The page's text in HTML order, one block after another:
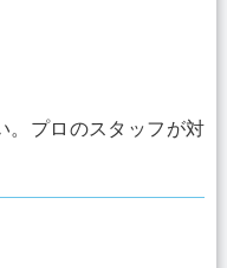
。プロのスタッフが対